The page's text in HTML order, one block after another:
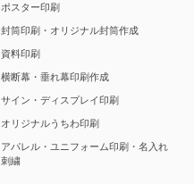
ポスター印刷
封筒印刷・オリジナル封筒作成
資料印刷
横断幕・垂れ幕印刷作成
サイン・ディスプレイ印刷
オリジナルうちわ印刷
アパレル・ユニフォーム印刷・名入れ
刺繍